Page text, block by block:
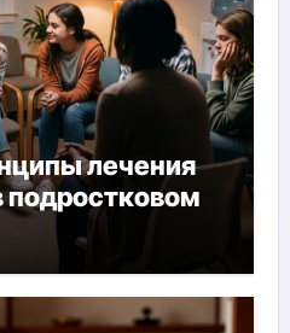
лечения
подростковом